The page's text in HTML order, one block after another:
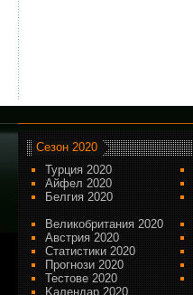
Сезон 2020
Турция 2020
Айфел 2020
Белгия 2020
Великобритания 2020
Австрия 2020
Статистики 2020
Прогнози 2020
Тестове 2020
Kалендар 2020